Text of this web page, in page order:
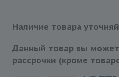
Наличие товара
Данный товар вы
рассрочки (кроме